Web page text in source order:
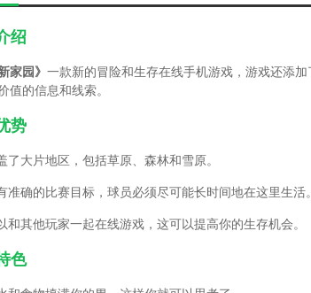
视频)
单机饥荒攻略牛角(饥荒牛角怎么弄)
饥荒手游攻略帐逢(端游饥荒攻略)
倩女幽魂手游家园气数增加攻略(倩
手游版饥荒新手攻略(饥荒手机版全
绍
家园》 一款新的冒险和生存在线手机游戏，游戏还添
值的信息和线索。
势
了大片地区，包括草原、森林和雪原。
准确的比赛目标，球员必须尽可能长时间地在这里生活。
和其他玩家一起在线游戏，这可以提高你的生存机会。
色